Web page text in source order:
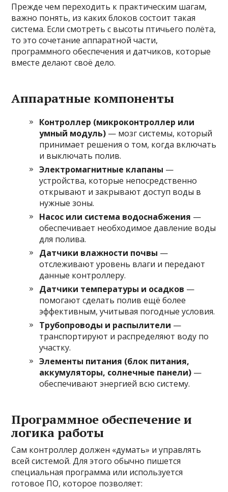
Прежде чем переходить к практическим шагам,
важно понять, из каких блоков состоит такая
система. Если смотреть с высоты птичьего полёта,
то это сочетание аппаратной части,
программного обеспечения и датчиков, которые
вместе делают своё дело.
Аппаратные компоненты
Контроллер (микроконтроллер или
умный модуль) — мозг системы, который
принимает решения о том, когда включать
и выключать полив.
Электромагнитные клапаны —
устройства, которые непосредственно
открывают и закрывают доступ воды в
нужные зоны.
Насос или система водоснабжения —
обеспечивает необходимое давление воды
для полива.
Датчики влажности почвы —
отслеживают уровень влаги и передают
данные контроллеру.
Датчики температуры и осадков —
помогают сделать полив ещё более
эффективным, учитывая погодные условия.
Трубопроводы и распылители —
транспортируют и распределяют воду по
участку.
Элементы питания (блок питания,
аккумуляторы, солнечные панели) —
обеспечивают энергией всю систему.
Программное обеспечение и
логика работы
Сам контроллер должен «думать» и управлять
всей системой. Для этого обычно пишется
специальная программа или используется
готовое ПО, которое позволяет: